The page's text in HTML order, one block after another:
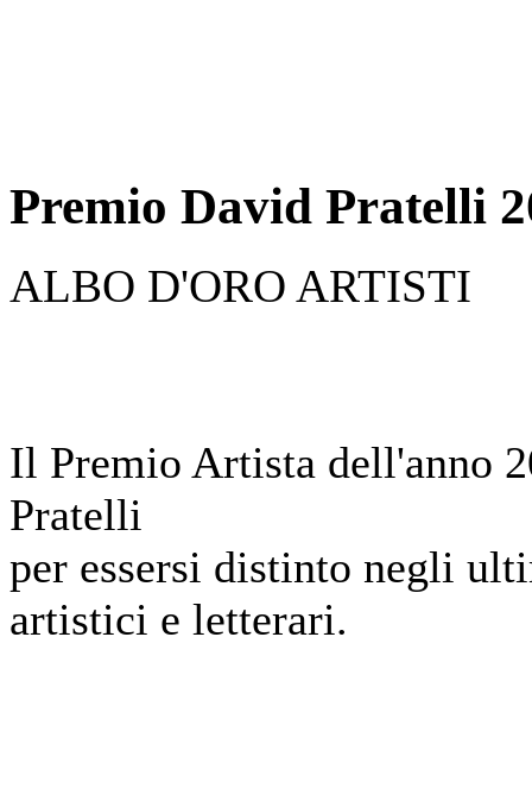
Premio David Pratelli
ALBO D'ORO ARTISTI
Il Premio Artista dell'anno
Pratelli
per essersi distinto negli
artistici e letterari.